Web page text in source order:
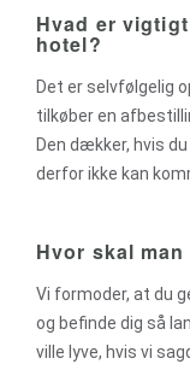
Hvad er
hotel?
Det er selvfølgelig
tilkøber en
Den dækker, hvis
derfor ikke kan
Hvor skal
Vi formoder, at du
og befinde dig så
ville lyve, hvis vi